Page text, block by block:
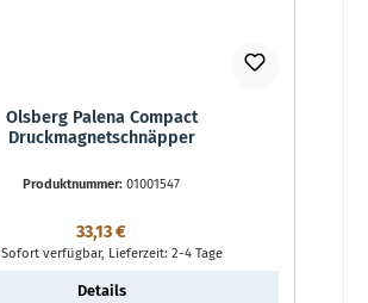
Olsberg Palena Compact
Druckmagnetschnäpper
Produktnummer: 01001547
Regulärer Preis:
33,13 €
Sofort verfügbar, Lieferzeit: 2-4 Tage
Details